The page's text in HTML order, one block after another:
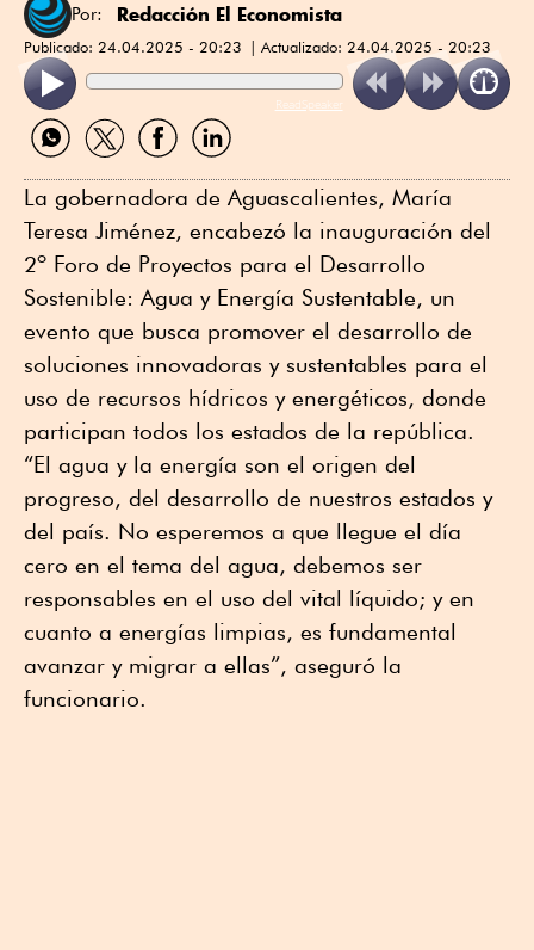
Por: Redacción El Economista
Publicado: 24.04.2025 - 20:23 Actualizado: 24.04.2025 - 20:23
ReadSpeaker
Compartir
por
Compartir
por
Compartir
por
Compartir
por
La gobernadora de Aguascalientes, María
Teresa Jiménez, encabezó la inauguración del
2º Foro de Proyectos para el Desarrollo
Sostenible: Agua y Energía Sustentable, un
evento que busca promover el desarrollo de
soluciones innovadoras y sustentables para el
uso de recursos hídricos y energéticos, donde
participan todos los estados de la república.
“El agua y la energía son el origen del
progreso, del desarrollo de nuestros estados y
del país. No esperemos a que llegue el día
cero en el tema del agua, debemos ser
responsables en el uso del vital líquido; y en
cuanto a energías limpias, es fundamental
avanzar y migrar a ellas”, aseguró la
funcionario.